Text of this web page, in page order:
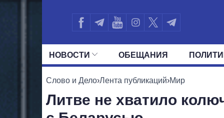
НОВОСТИ ОБЕЩАНИЯ
ВСЕ ПОЛИТИКИ ПРЕЗИДЕНТ И
Слово и Дело›Лента публикаций›Мир
Литве не хватило